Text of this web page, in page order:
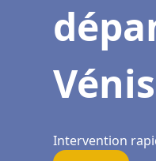
Intervention